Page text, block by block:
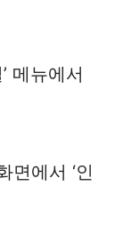
메뉴에서
면에서 ‘인